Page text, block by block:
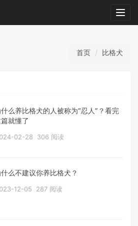
首页 比格犬
什么养比格犬的人被称为“忍人”？看完
就懂了
02-28 306 阅读
么不建议你养比格犬？
12-05 287 阅读